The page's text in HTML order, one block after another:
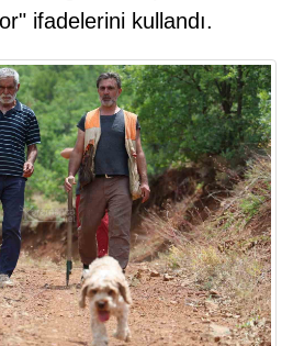
ifadelerini kullandı.